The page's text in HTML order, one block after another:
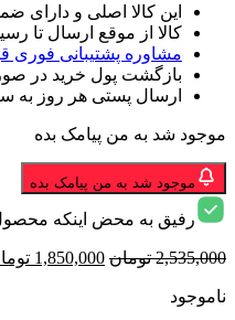
این کالا اصلی و دارای
کالا از موقع ارسال تا
مشاوره پشتیبانی فوری
بازگشت پول خرید در
ارسال پستی هر روز به
موجود شد به من پیامک بده
موجود شد به من پیامک بده
رفیق به محض اینکه
2,535,000 تومان قیمت
1,850,000
ناموجود